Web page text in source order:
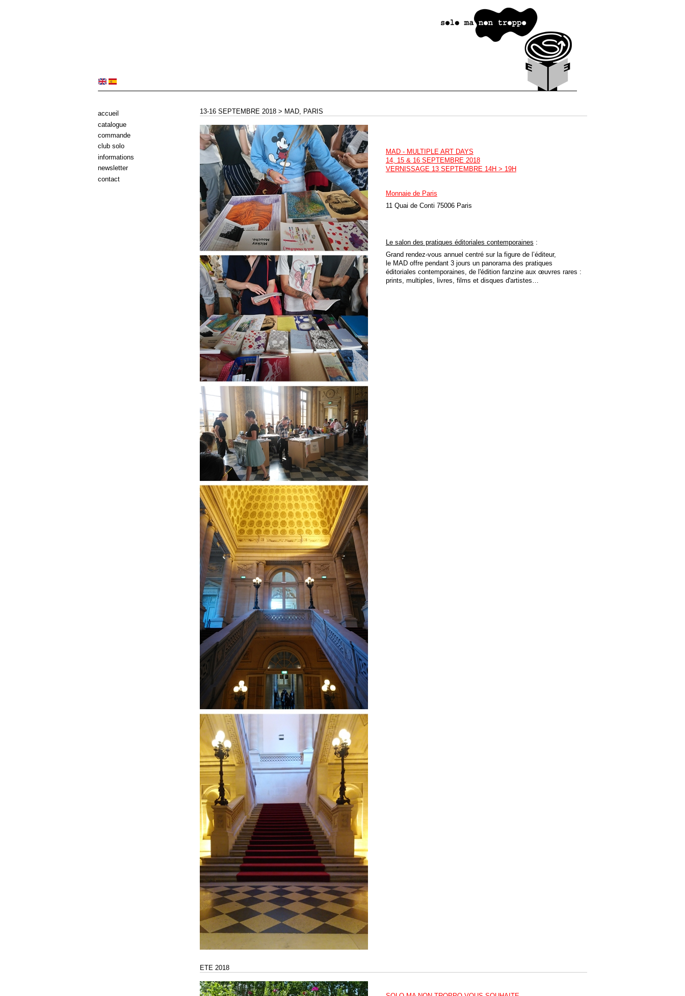
13-16 SEPTEMBRE 2018 > MAD, PARIS
MAD - MULTIPLE ART DAYS
14, 15 & 16 SEPTEMBRE 2018
VERNISSAGE 13 SEPTEMBRE 14H > 19H
Monnaie de Paris
11 Quai de Conti 75006 Paris
Le salon des pratiques éditoriales contemporaines :
Grand rendez-vous annuel centré sur la figure de l’éditeur,
le MAD offre pendant 3 jours un panorama des pratiques
éditoriales contemporaines, de l'édition fanzine aux œuvres rares :
prints, multiples, livres, films et disques d'artistes…
ETE 2018
accueil
catalogue
commande
club solo
informations
newsletter
contact